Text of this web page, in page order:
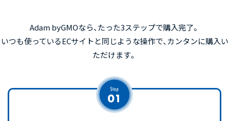
Adam byGMOなら、たった3ステップで購入完了。
いつも使っているECサイトと同じような操作で、カンタンに購入い
ただけます。